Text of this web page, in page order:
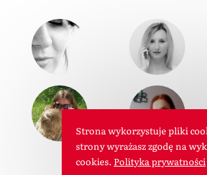
Strona wykorzystuje pliki
strony wyrażasz zgodę na
cookies. Polityka prywatności